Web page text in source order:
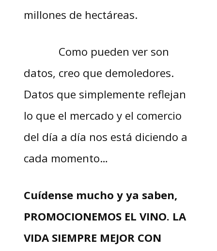
millones de hectáreas.
Como pueden ver son
datos, creo que demoledores.
Datos que simplemente reflejan
lo que el mercado y el comercio
del día a día nos está diciendo a
cada momento…
Cuídense mucho y ya saben,
PROMOCIONEMOS EL VINO. LA
VIDA SIEMPRE MEJOR CON